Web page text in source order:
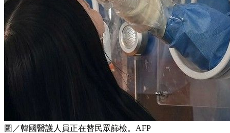
圖／韓國醫護人員正在替民眾篩檢。AFP